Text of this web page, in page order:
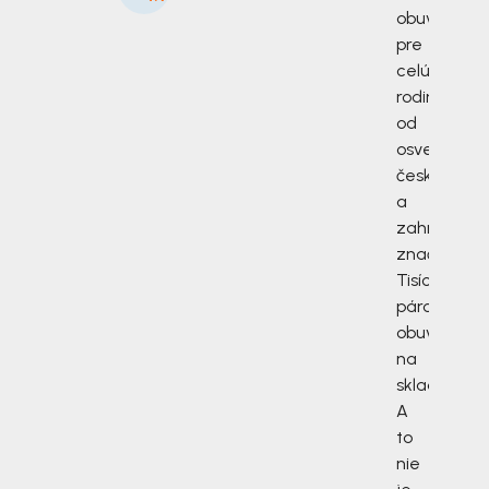
obuv
pre
celú
rodinu
od
českých
a
značiek.
Tisíce
párov
obuvi
na
sklade.
A
to
nie